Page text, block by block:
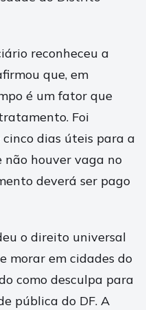
reconheceu a
que, em
é um fator que
Foi
dias úteis para a
não houver vaga no
deverá ser pago
o direito universal
morar em cidades do
como desculpa para
pública do DF. A